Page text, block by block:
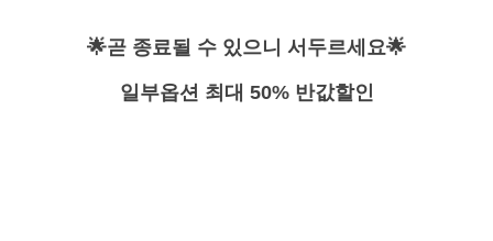
🌟곧 종료될 수 있으니 서두르세요🌟
일부옵션 최대 50% 반값할인